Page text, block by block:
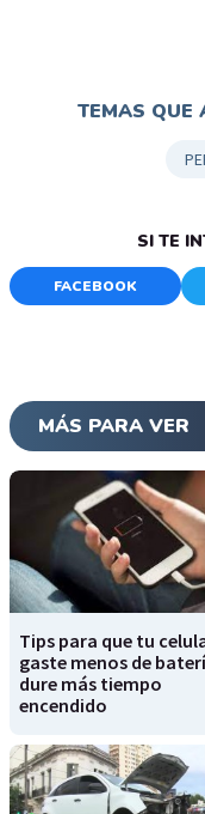
TEMAS QUE
SI TE
FACEBOOK
MÁS PARA VER
Tips para que tu
gaste menos de
dure más tiempo
encendido